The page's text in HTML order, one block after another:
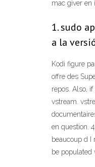
mac giver en
1. sudo
a la
Kodi figure
offre des
repos. Also,
vstream.
en question.
beaucoup d
be